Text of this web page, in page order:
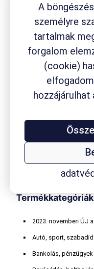
A
személyre
tartalmak
forgalom
(cookie)
hozzájárulhat
Termék címkék
Aleve Ambrobene Aspirin
gyógyszer
gyógyszertár
kávéfogyasztás
TESCO
Termékkategóriák
2023. novemberi ÚJ
Autó, sport,
Bankolás, pénzügyek